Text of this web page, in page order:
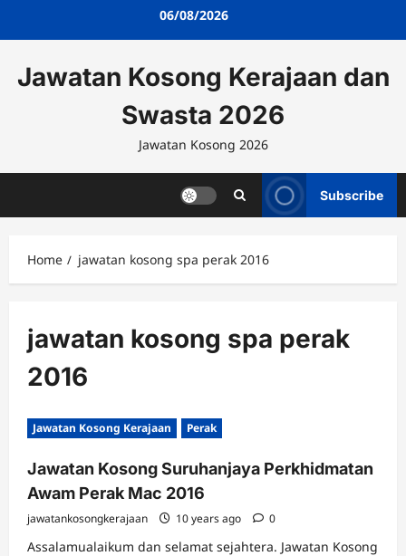
06/08/2026
Jawatan Kosong Kerajaan dan
Swasta 2026
Jawatan Kosong 2026
Subscribe
Home jawatan kosong spa perak 2016
jawatan kosong spa perak
2016
Jawatan Kosong Kerajaan Perak
Jawatan Kosong Suruhanjaya Perkhidmatan
Awam Perak Mac 2016
jawatankosongkerajaan 10 years ago 0
Assalamualaikum dan selamat sejahtera. Jawatan Kosong